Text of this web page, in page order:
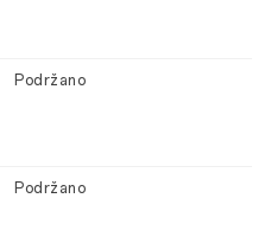
Podržano
Podržano